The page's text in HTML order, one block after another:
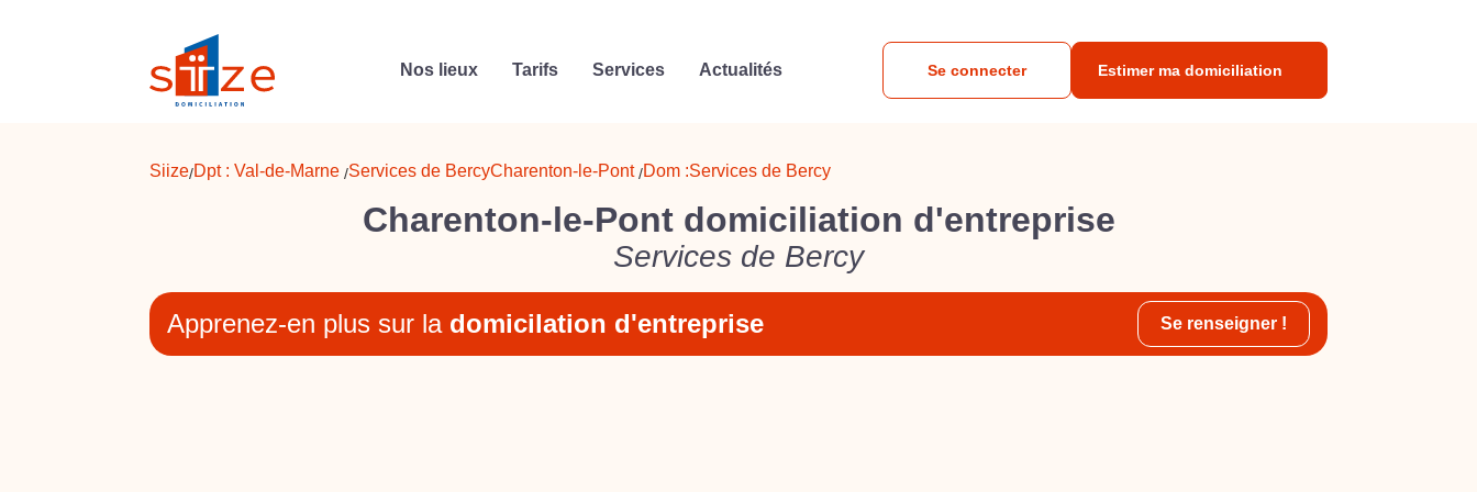
Nos lieux Tarifs Services Actualités Se connecter Estimer ma domiciliation
Siize/Dpt : Val-de-Marne /Services de BercyCharenton-le-Pont /Dom :Services de Bercy
Charenton-le-Pont domiciliation d'entreprise
Services de Bercy
Apprenez-en plus sur la domicilation d'entreprise Se renseigner !